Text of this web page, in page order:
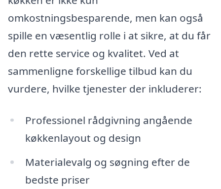
omkostningsbesparende, men kan også
spille en væsentlig rolle i at sikre, at du får
den rette service og kvalitet. Ved at
sammenligne forskellige tilbud kan du
vurdere, hvilke tjenester der inkluderer:
Professionel rådgivning angående
køkkenlayout og design
Materialevalg og søgning efter de
bedste priser